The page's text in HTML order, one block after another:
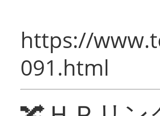
https://
091.html